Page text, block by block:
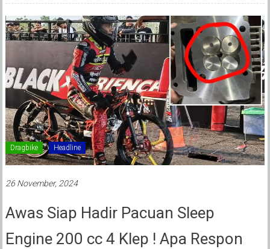
Dragbike Headline
26 November, 2024
Awas Siap Hadir Pacuan Sleep
Engine 200 cc 4 Klep ! Apa Respon